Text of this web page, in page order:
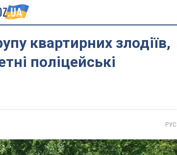
квартирних злодіїв,
поліцейські
РУС